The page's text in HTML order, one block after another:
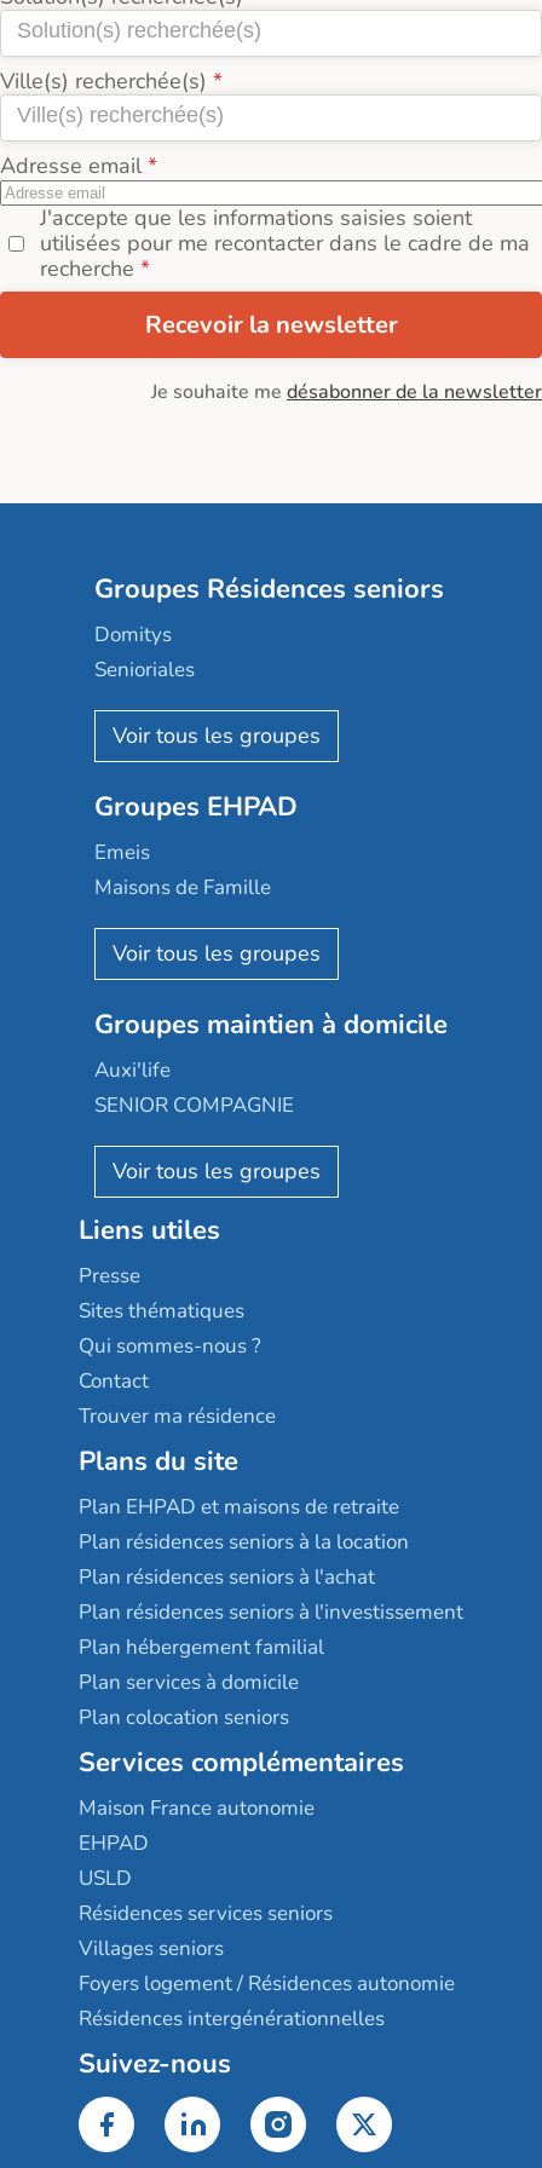
Ville(s) recherchée(s)
Adresse email
J'accepte que les informations saisies soient
utilisées pour me recontacter dans le cadre de ma
recherche
Recevoir la newsletter
Je souhaite me désabonner de la newsletter
Groupes Résidences seniors
Domitys
Senioriales
Nohée
Les Résidentiels
Mobicap
Domusvi
Happy Senior
Aquarelia
Nexity edenea
Les jardins d'Arcadie
Occitalia
Appartseniors
Reseda
Stella management
Les villages d'or
Sérénys
Résidences services Villa Médicis
Groupes EHPAD
Emeis
Maisons de Famille
Korian
Emera
Groupe SOS
Le Noble Âge
Almage
Résidalya
Groupe aplus
Groupes maintien à domicile
Auxi'life
SENIOR COMPAGNIE
AGE D'OR Services
Liens utiles
Presse
Sites thématiques
Qui sommes-nous ?
Contact
Trouver ma résidence
Plans du site
Plan EHPAD et maisons de retraite
Plan résidences seniors à la location
Plan résidences seniors à l'achat
Plan résidences seniors à l'investissement
Plan hébergement familial
Plan services à domicile
Plan colocation seniors
Services complémentaires
Maison France autonomie
EHPAD
USLD
Résidences services seniors
Villages seniors
Foyers logement / Résidences autonomie
Résidences intergénérationnelles
Suivez-nous